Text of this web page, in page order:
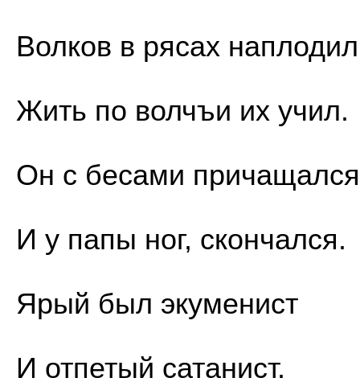
Волков в рясах
Жить по волчъи их учил.
Он с бесами причащался
И у папы ног, скончался.
Ярый был экуменист
И отпетый сатанист.